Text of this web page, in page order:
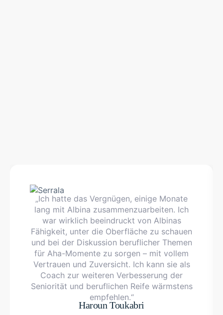
„Ich hatte das Vergnügen, einige Monate
lang mit Albina zusammenzuarbeiten. Ich
war wirklich beeindruckt von Albinas
Fähigkeit, unter die Oberfläche zu schauen
und bei der Diskussion beruflicher Themen
für Aha-Momente zu sorgen – mit vollem
Vertrauen und Zuversicht. Ich kann sie als
Coach zur weiteren Verbesserung der
Seniorität und beruflichen Reife wärmstens
empfehlen.“
Haroun Toukabri